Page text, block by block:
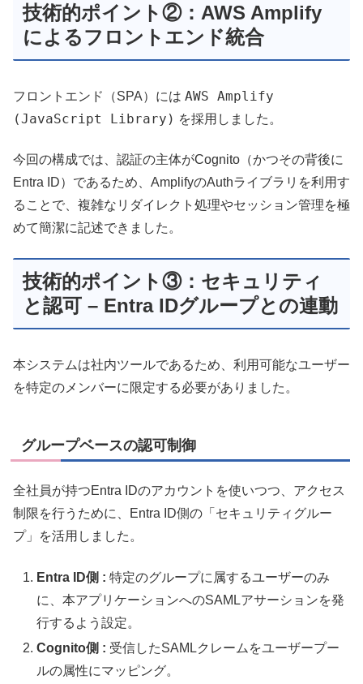
技術的ポイント②：AWS Amplify
によるフロントエンド統合
フロントエンド（SPA）には AWS Amplify
(JavaScript Library) を採用しました。
今回の構成では、認証の主体がCognito（かつその背後に
Entra ID）であるため、AmplifyのAuthライブラリを利用す
ることで、複雑なリダイレクト処理やセッション管理を極
めて簡潔に記述できました。
技術的ポイント③：セキュリティ
と認可 – Entra IDグループとの連動
本システムは社内ツールであるため、利用可能なユーザー
を特定のメンバーに限定する必要がありました。
グループベースの認可制御
全社員が持つEntra IDのアカウントを使いつつ、アクセス
制限を行うために、Entra ID側の「セキュリティグルー
プ」を活用しました。
Entra ID側 : 特定のグループに属するユーザーのみ
に、本アプリケーションへのSAMLアサーションを発
行するよう設定。
Cognito側 : 受信したSAMLクレームをユーザープー
ルの属性にマッピング。